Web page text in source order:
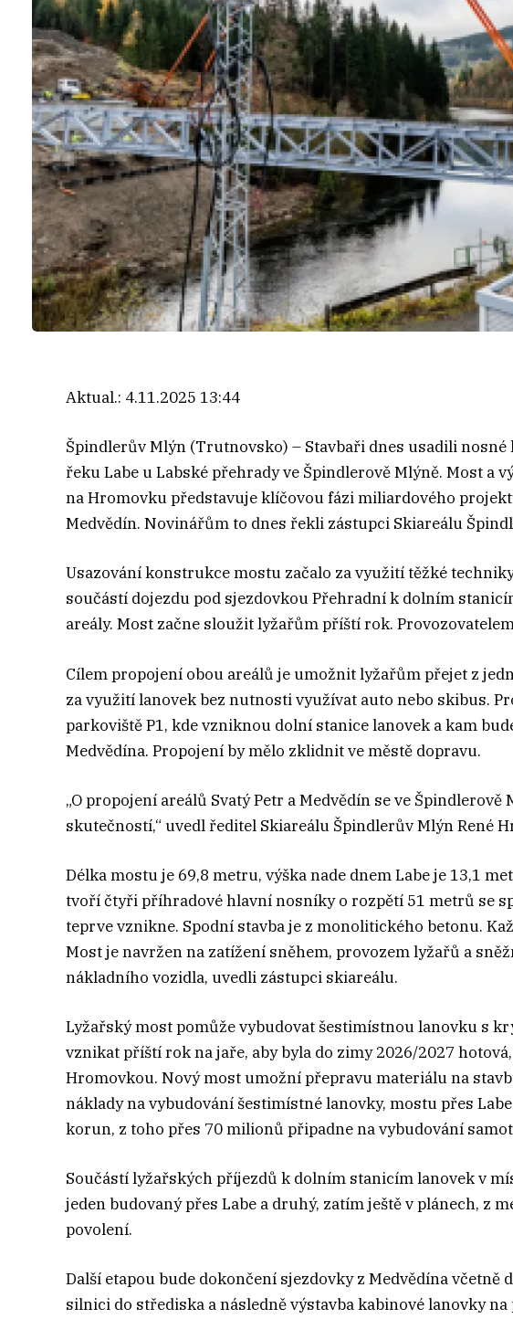
Aktual.: 4.11.2025 13:44
Špindlerův Mlýn (Trutnovsko) – Stavbaři dnes usadili
řeku Labe u Labské přehrady ve Špindlerově Mlýně. Most a
na Hromovku představuje klíčovou fázi miliardového
Medvědín. Novinářům to dnes řekli zástupci Skiareálu
Usazování konstrukce mostu začalo za využití těžké
součástí dojezdu pod sjezdovkou Přehradní k dolním
areály. Most začne sloužit lyžařům příští rok.
Cílem propojení obou areálů je umožnit lyžařům přejet z
za využití lanovek bez nutnosti využívat auto nebo skibus.
parkoviště P1, kde vzniknou dolní stanice lanovek a kam
Medvědína. Propojení by mělo zklidnit ve městě dopravu.
„O propojení areálů Svatý Petr a Medvědín se ve
skutečností,“ uvedl ředitel Skiareálu Špindlerův Mlýn René
Délka mostu je 69,8 metru, výška nade dnem Labe je 13,1
tvoří čtyři příhradové hlavní nosníky o rozpětí 51 metrů se
teprve vznikne. Spodní stavba je z monolitického betonu.
Most je navržen na zatížení sněhem, provozem lyžařů a
nákladního vozidla, uvedli zástupci skiareálu.
Lyžařský most pomůže vybudovat šestimístnou lanovku s
vznikat příští rok na jaře, aby byla do zimy 2026/2027
Hromovkou. Nový most umožní přepravu materiálu na
náklady na vybudování šestimístné lanovky, mostu přes
korun, z toho přes 70 milionů připadne na vybudování
Součástí lyžařských příjezdů k dolním stanicím lanovek v
jeden budovaný přes Labe a druhý, zatím ještě v plánech, z
povolení.
Další etapou bude dokončení sjezdovky z Medvědína
silnici do střediska a následně výstavba kabinové lanovky